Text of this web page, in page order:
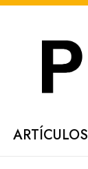
ARTÍCULOS